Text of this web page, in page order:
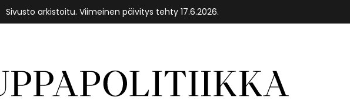
Sivusto arkistoitu. Viimeinen päivitys tehty 17.6.2026.
Etusivu